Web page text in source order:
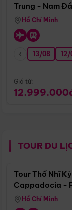
Trung - Nam
Hồ Chí Minh
13/08 12/
Giá từ:
TOUR DU
Tour Thổ Nhĩ
Cappadocia -
Hồ Chí Minh